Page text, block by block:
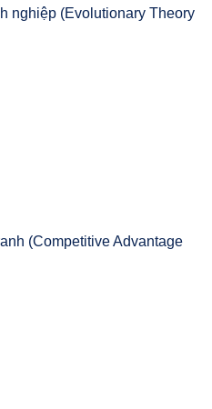
nghiệp (Evolutionary Theory
(Competitive Advantage